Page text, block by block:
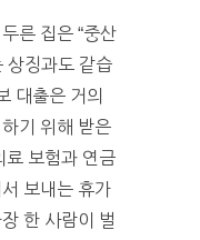
른 집은 “중산
상징과도 같습
대출은 거의
기 위해 받은
료 보험과 연금
보내는 휴가
한 사람이 벌